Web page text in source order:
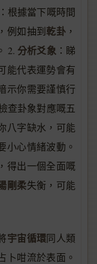
根據當下嘅時間
例如抽到乾卦 ，
2. 分析爻象 ：睇
能代表運勢會有
示你需要謹慎行
查卦象對應嘅五
八字缺水，可能
小心情緒波動。
得出一個全面嘅
剛柔失衡，可能
宇宙循環同人類
卜咁流於表面。